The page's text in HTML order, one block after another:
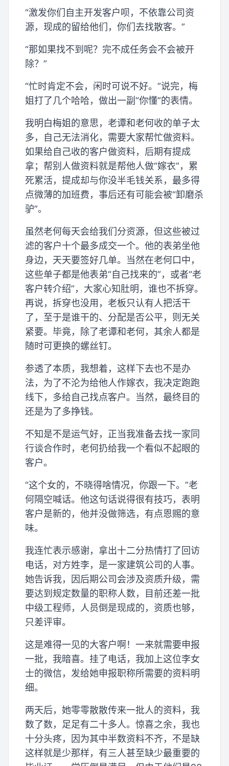
“激发你们自主开发客户呗，不依靠公司资
源，现成的留给他们，你们去找散客。”
“那如果找不到呢？完不成任务会不会被开
除？”
“忙时肯定不会，闲时可说不好。”说完，梅
姐打了几个哈哈，做出一副“你懂”的表情。
我明白梅姐的意思，老谭和老何收的单子太
多，自己无法消化，需要大家帮忙做资料。
如果给自己收的客户做资料，后期有提成
拿；帮别人做资料就是帮他人做“嫁衣”，累
死累活，提成却与你没半毛钱关系，最多得
点微薄的加班费，事后还有可能会被“卸磨杀
驴”。
虽然老何每天会给我们分资源，但这些被过
滤的客户十个最多成交一个。他的表弟坐他
身边，天天要签好几单。当然在老何口中，
这些单子都是他表弟“自己找来的”，或者“老
客户转介绍”，大家心知肚明，谁也不拆穿。
再说，拆穿也没用，老板只认有人把活干
了，至于是谁干的、分配是否公平，则无关
紧要。毕竟，除了老谭和老何，其余人都是
随时可更换的螺丝钉。
参透了本质，我想着，这样下去也不是办
法，为了不沦为给他人作嫁衣，我决定跑跑
线下，多给自己找点客户。当然，最终目的
还是为了多挣钱。
不知是不是运气好，正当我准备去找一家同
行谈合作时，老何扔给我一个看似不起眼的
客户。
“这个女的，不晓得啥情况，你跟一下。”老
何隔空喊话。他这句话说得很有技巧，表明
客户是新的，他并没做筛选，有点恩赐的意
味。
我连忙表示感谢，拿出十二分热情打了回访
电话，对方姓李，是一家建筑公司的人事。
她告诉我，因后期公司会涉及资质升级，需
要达到规定数量的职称人数，目前还差一批
中级工程师，人员倒是现成的，资质也够，
只差评审。
这是难得一见的大客户啊！一来就需要申报
一批，我暗喜。挂了电话，我加上这位李女
士的微信，发给她申报职称所需要的资料明
细。
两天后，她零零散散传来一批人的资料，我
数了数，足足有二十多人。惊喜之余，我也
十分头疼，因为其中半数资料不齐，不是缺
这样就是少那样，有三人甚至缺少最重要的